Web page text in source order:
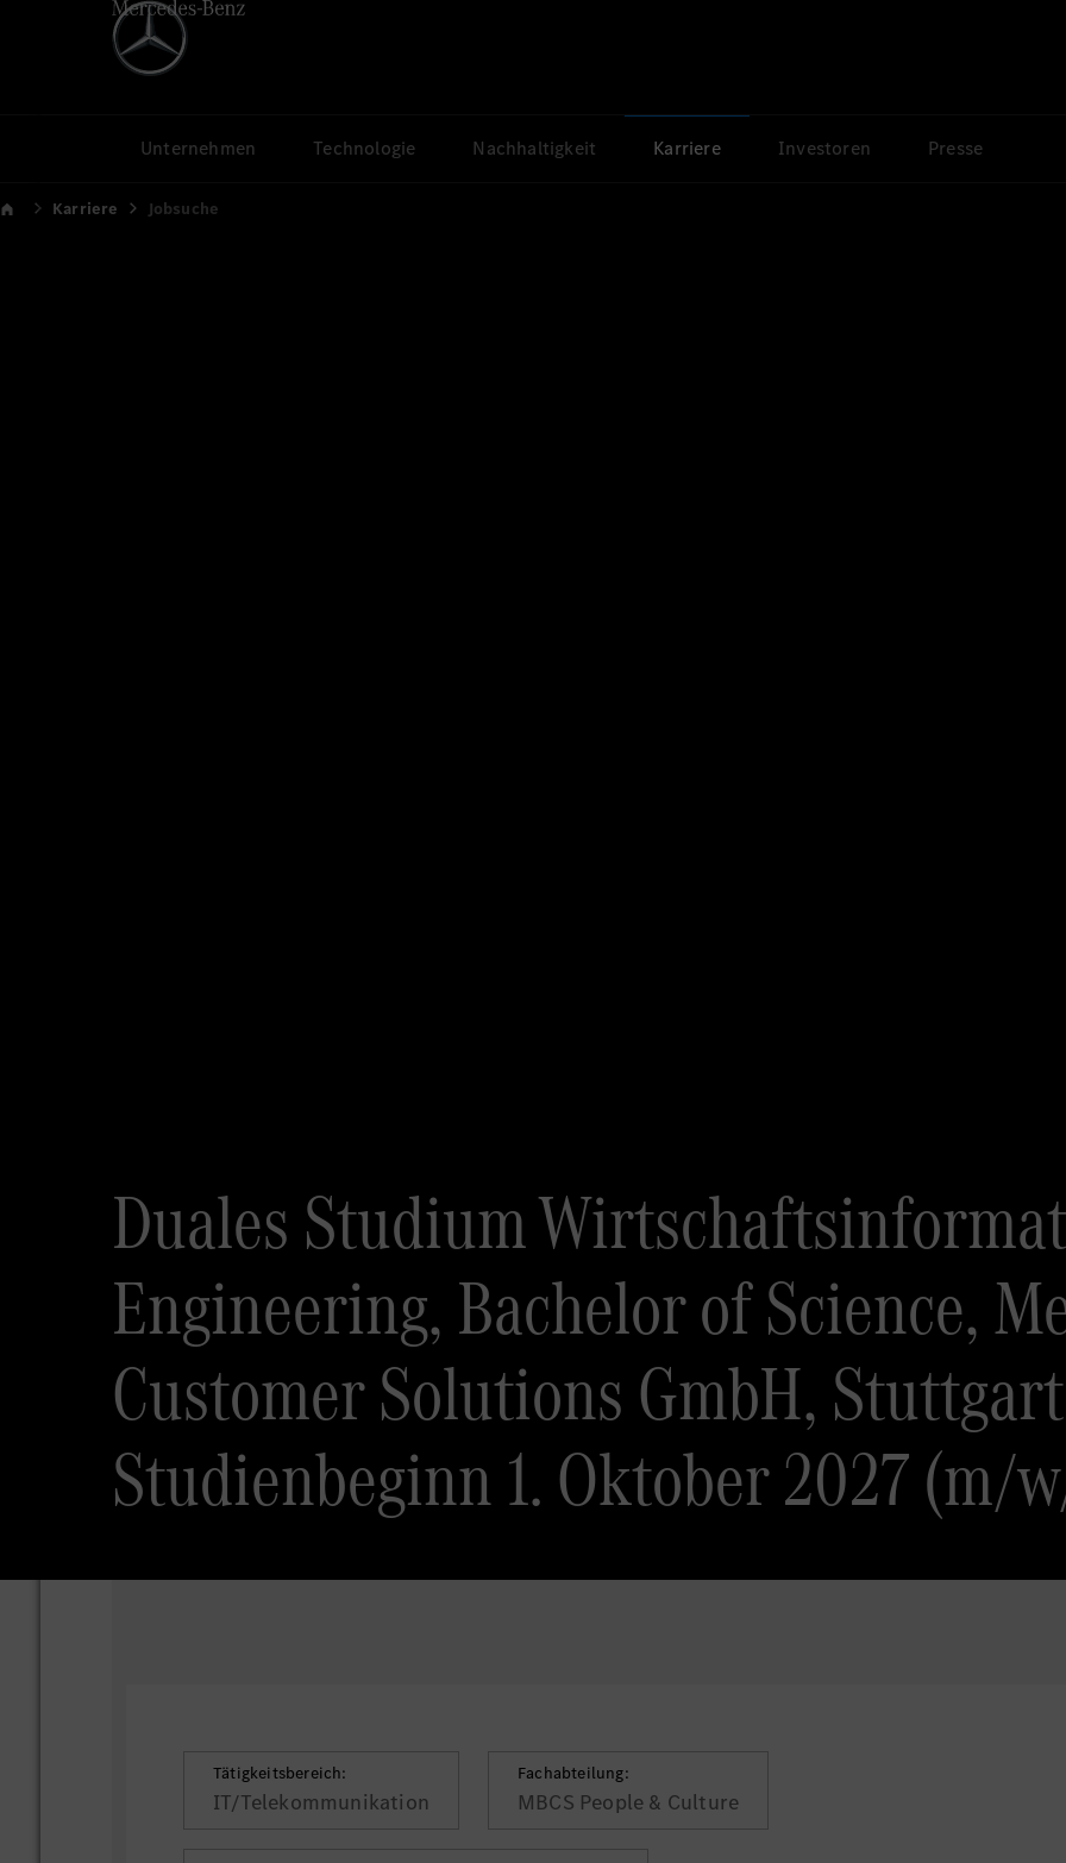
Unternehmen Technologie Nachhaltigkeit Karriere Investoren Presse
Karriere Jobsuche
Duales Studium
Engineering, Bachelor of Science,
Customer Solutions GmbH,
Studienbeginn 1. Oktober 2027 (m/
Tätigkeitsbereich:
IT/Telekommunikation
Fachabteilung:
MBCS People & Culture